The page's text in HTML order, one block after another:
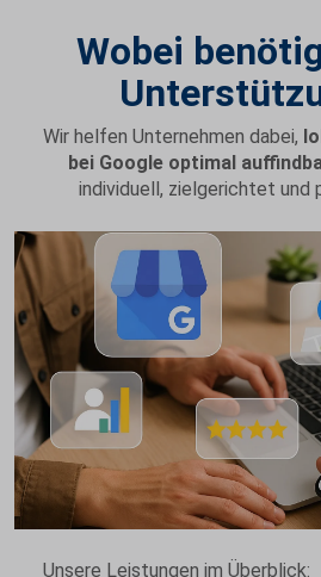
Wobei
Wir helfen Unternehmen dabei,
bei Google optimal
individuell, zielgerichtet und
Unsere Leistungen im Überblick: